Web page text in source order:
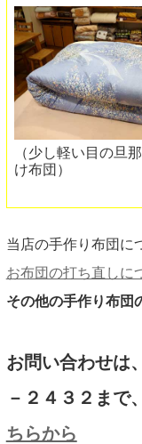
（少し軽い目の旦
け布団）
当店の手作り布団に
お布団の打ち直しに
その他の手作り布団
お問い合わせは
－２４３２まで
ちらから